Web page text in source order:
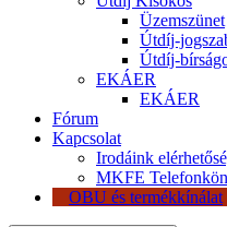
Üzemszünet
Útdíj-
Útdíj-
EKÁER
EKÁER
Fórum
Kapcsolat
Irodáink
MKFE
OBU és termékkínálat